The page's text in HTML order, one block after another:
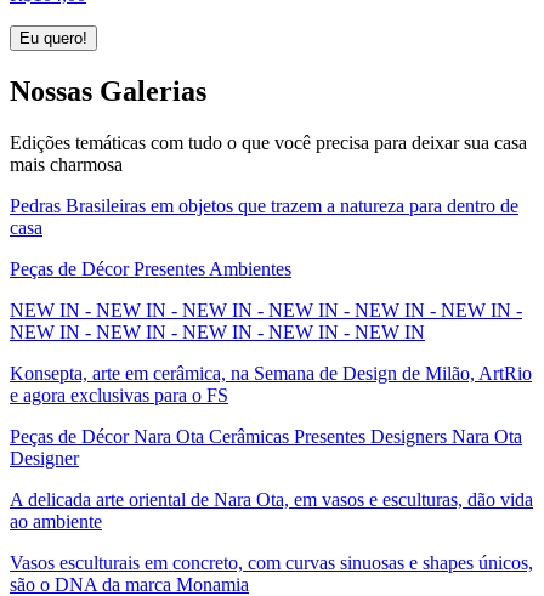
Eu quero!
Nossas Galerias
Edições temáticas com tudo o que você precisa para deixar sua casa
mais charmosa
Pedras Brasileiras em objetos que trazem a natureza para dentro de
casa
Peças de Décor Presentes Ambientes
NEW IN - NEW IN - NEW IN - NEW IN - NEW IN - NEW IN -
NEW IN - NEW IN - NEW IN - NEW IN - NEW IN
Konsepta, arte em cerâmica, na Semana de Design de Milão, ArtRio
e agora exclusivas para o FS
Peças de Décor Nara Ota Cerâmicas Presentes Designers Nara Ota
Designer
A delicada arte oriental de Nara Ota, em vasos e esculturas, dão vida
ao ambiente
Vasos esculturais em concreto, com curvas sinuosas e shapes únicos,
são o DNA da marca Monamia